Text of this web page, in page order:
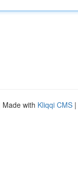
Made with Kliqqi CMS |